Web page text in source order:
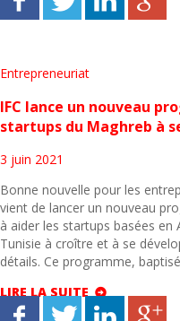
Entrepreneuriat
IFC lance un nouveau
startups du Maghreb à
3 juin 2021
Bonne nouvelle pour les
vient de lancer un nouveau
à aider les startups basées en
Tunisie à croître et à se
détails. Ce programme, baptisé
LIRE LA SUITE